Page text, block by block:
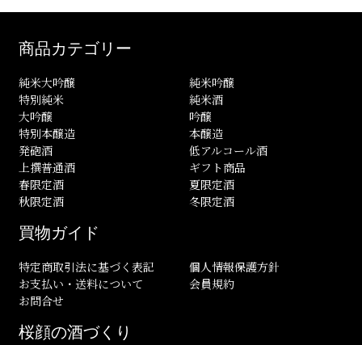
商品カテゴリー
純米大吟醸
純米吟醸
特別純米
純米酒
大吟醸
吟醸
特別本醸造
本醸造
発砲酒
低アルコール酒
上撰普通酒
ギフト商品
春限定酒
夏限定酒
秋限定酒
冬限定酒
買物ガイド
特定商取引法に基づく表記
個人情報保護方針
お支払い・送料について
会員規約
お問合せ
桜顔の酒づくり